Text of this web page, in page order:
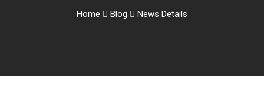
Home Blog News Details